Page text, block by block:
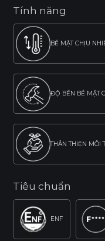
Tính năng
BỀ MẶT CHỊU
ĐỘ BỀN BỀ MẶT
THÂN THIỆN MÔI
Tiêu chuẩn
ENF